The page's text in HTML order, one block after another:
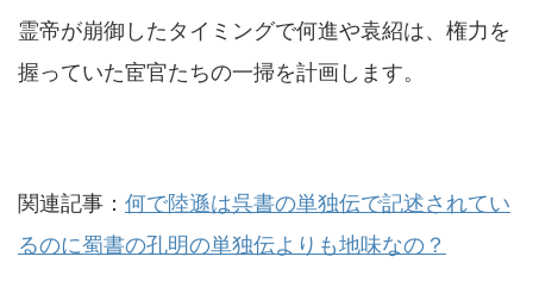
霊帝が崩御したタイミングで何進や袁紹は、権力を
握っていた宦官たちの一掃を計画します。
関連記事： 何で陸遜は呉書の単独伝で記述されてい
るのに蜀書の孔明の単独伝よりも地味なの？